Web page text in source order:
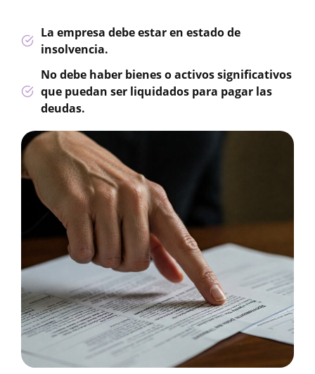
La empresa debe estar en estado de
insolvencia.
No debe haber bienes o activos significativos
que puedan ser liquidados para pagar las
deudas.